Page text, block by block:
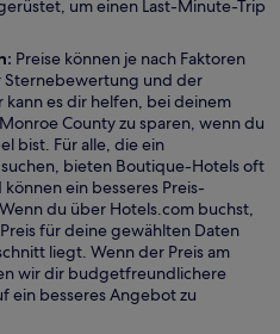
um einen Last-Minute-Trip
Preise können je nach Faktoren
Sternebewertung und der
kann es dir helfen, bei deinem
County zu sparen, wenn du
bist. Für alle, die ein
bieten Boutique-Hotels oft
ein besseres Preis-
du über Hotels.com buchst,
für deine gewählten Daten
liegt. Wenn der Preis am
wir dir budgetfreundlichere
ein besseres Angebot zu